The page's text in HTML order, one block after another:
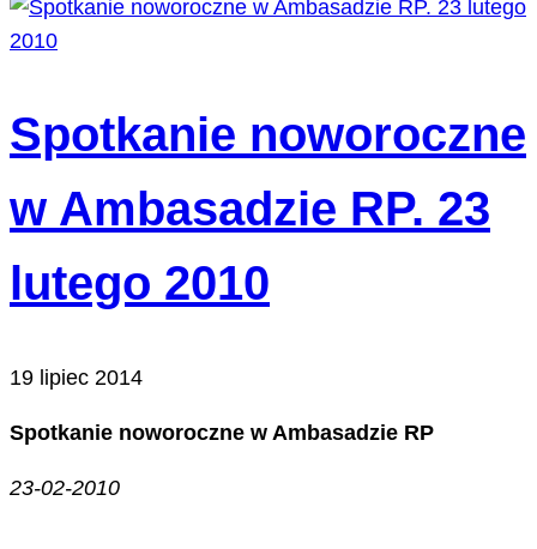
Spotkanie noworoczne
w Ambasadzie RP. 23
lutego 2010
19 lipiec 2014
Spotkanie noworoczne w Ambasadzie RP
23-02-2010